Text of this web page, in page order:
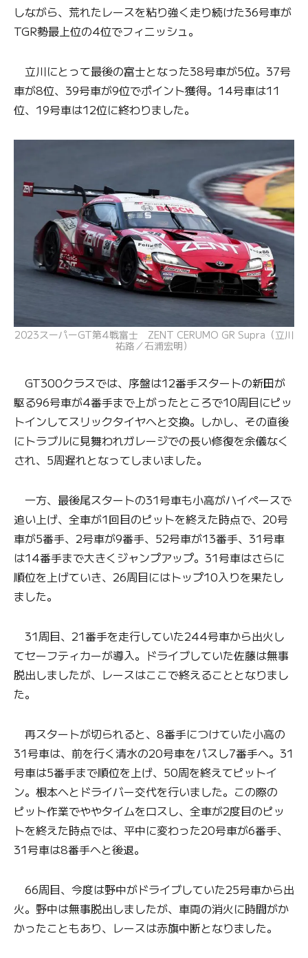
しながら、荒れたレースを粘り強く走り続けた36号車が
TGR勢最上位の4位でフィニッシュ。
立川にとって最後の富士となった38号車が5位。37号
車が8位、39号車が9位でポイント獲得。14号車は11
位、19号車は12位に終わりました。
2023スーパーGT第4戦富士 ZENT CERUMO GR Supra（立川
祐路／石浦宏明）
GT300クラスでは、序盤は12番手スタートの新田が
駆る96号車が4番手まで上がったところで10周目にピッ
トインしてスリックタイヤへと交換。しかし、その直後
にトラブルに見舞われガレージでの長い修復を余儀なく
され、5周遅れとなってしまいました。
一方、最後尾スタートの31号車も小高がハイペースで
追い上げ、全車が1回目のピットを終えた時点で、20号
車が5番手、2号車が9番手、52号車が13番手、31号車
は14番手まで大きくジャンプアップ。31号車はさらに
順位を上げていき、26周目にはトップ10入りを果たし
ました。
31周目、21番手を走行していた244号車から出火し
てセーフティカーが導入。ドライブしていた佐藤は無事
脱出しましたが、レースはここで終えることとなりまし
た。
再スタートが切られると、8番手につけていた小高の
31号車は、前を行く清水の20号車をパスし7番手へ。31
号車は5番手まで順位を上げ、50周を終えてピットイ
ン。根本へとドライバー交代を行いました。この際の
ピット作業でややタイムをロスし、全車が2度目のピッ
トを終えた時点では、平中に変わった20号車が6番手、
31号車は8番手へと後退。
66周目、今度は野中がドライブしていた25号車から出
火。野中は無事脱出しましたが、車両の消火に時間がか
かったこともあり、レースは赤旗中断となりました。